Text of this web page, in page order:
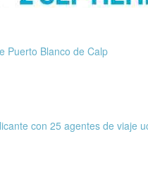
Puerto Blanco de Calp
con 25 agentes de viaje